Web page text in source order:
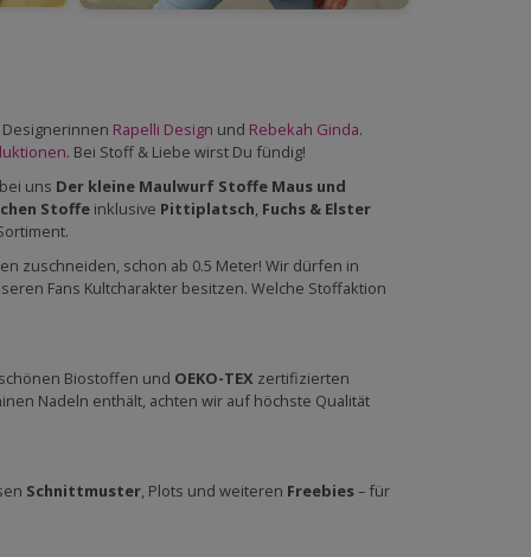
Rapelli Design und Rebekah Ginda.
. Bei Stoff & Liebe wirst Du fündig!
uns Der kleine Maulwurf Stoffe Maus und
Stoffe inklusive Pittiplatsch, Fuchs & Elster
zuschneiden, schon ab 0.5 Meter! Wir dürfen in
Fans Kultcharakter besitzen. Welche Stoffaktion
Biostoffen und OEKO-TEX zertifizierten
Nadeln enthält, achten wir auf höchste Qualität
Schnittmuster, Plots und weiteren Freebies– für